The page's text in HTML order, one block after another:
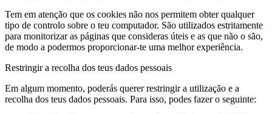
Tem em atenção que os cookies não nos permitem obter qualquer
tipo de controlo sobre o teu computador. São utilizados estritamente
para monitorizar as páginas que consideras úteis e as que não o são,
de modo a podermos proporcionar-te uma melhor experiência.
Restringir a recolha dos teus dados pessoais
Em algum momento, poderás querer restringir a utilização e a
recolha dos teus dados pessoais. Para isso, podes fazer o seguinte: